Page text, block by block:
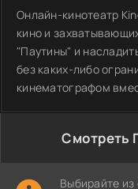
Онлайн-кинотеатр
кино и
"Паутины" и
без каких-либо
кинематографом
Смотреть
Выбирайте